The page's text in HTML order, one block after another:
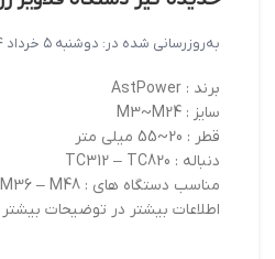
به‌روزرسانی شده در: دوشنبه ۵ خرداد ۱۴۰۴ - ساعت ۱۶:۴۰
برند : AstPower
سایز : M3~M24
قطر : 20~55 میلی متر
دنباله : TC312 – TC820
مناسب دستگاه های : M16 – M24 – M36 – M48
اطلاعات بیشتر در توضیحات بیشتر